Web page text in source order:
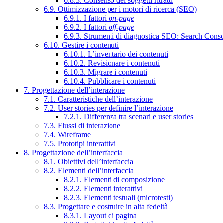
6.9. Ottimizzazione per i motori di ricerca (SEO)
6.9.1. I fattori on-page
6.9.2. I fattori off-page
6.9.3. Strumenti di diagnostica SEO: Search
6.10. Gestire i contenuti
6.10.1. L’inventario dei contenuti
6.10.2. Revisionare i contenuti
6.10.3. Migrare i contenuti
6.10.4. Pubblicare i contenuti
7. Progettazione dell’interazione
7.1. Caratteristiche dell’interazione
7.2. User stories per definire l’interazione
7.2.1. Differenza tra scenari e user stories
7.3. Flussi di interazione
7.4. Wireframe
7.5. Prototipi interattivi
8. Progettazione dell’interfaccia
8.1. Obiettivi dell’interfaccia
8.2. Elementi dell’interfaccia
8.2.1. Elementi di composizione
8.2.2. Elementi interattivi
8.2.3. Elementi testuali (microtesti)
8.3. Progettare e costruire in alta fedeltà
8.3.1. Layout di pagina